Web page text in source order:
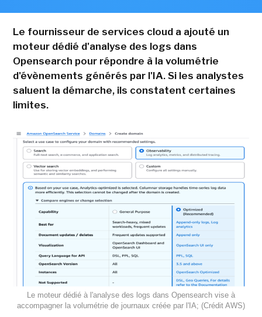
Le fournisseur de services cloud a ajouté un
moteur dédié d'analyse des logs dans
Opensearch pour répondre à la volumétrie
d'évènements générés par l'IA. Si les analystes
saluent la démarche, ils constatent certaines
limites.
Le moteur dédié à l'analyse des logs dans Opensearch vise à
accompagner la volumétrie de journaux créée par l'IA; (Crédit AWS)